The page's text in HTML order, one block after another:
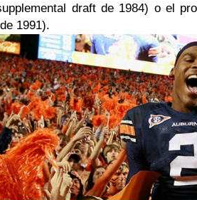
draft de 1984) o el
1991).